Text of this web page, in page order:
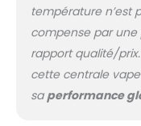
température n’est
compense par
rapport qualité/
cette centrale
saperformance